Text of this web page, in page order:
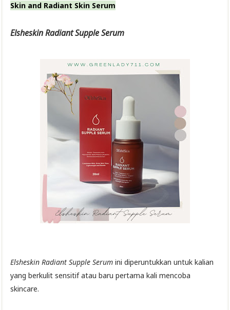
Skin and Radiant Skin Serum
Elsheskin Radiant Supple Serum
Elsheskin Radiant Supple Serum ini diperuntukkan untuk kalian
yang berkulit sensitif atau baru pertama kali mencoba
skincare.